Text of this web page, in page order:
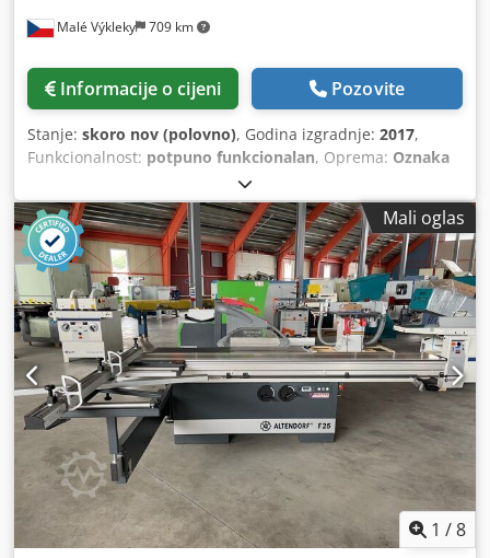
Malé Výkleky 709 km
Informacije o cijeni Pozovite
Stanje: skoro nov (polovno), Godina izgradnje: 2017,
Funkcionalnost: potpuno funkcionalan, Oprema: Oznaka
Mali oglas
1 /8